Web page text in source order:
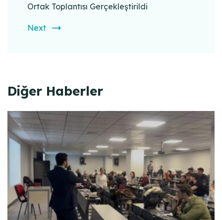
Ortak Toplantısı Gerçekleştirildi
Next
Diğer Haberler